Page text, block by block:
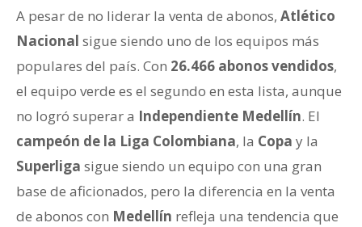
A pesar de no liderar la venta de abonos, Atlético
Nacional sigue siendo uno de los equipos más
populares del país. Con 26.466 abonos vendidos,
el equipo verde es el segundo en esta lista, aunque
no logró superar a Independiente Medellín. El
campeón de la Liga Colombiana, la Copa y la
Superliga sigue siendo un equipo con una gran
base de aficionados, pero la diferencia en la venta
de abonos con Medellín refleja una tendencia que